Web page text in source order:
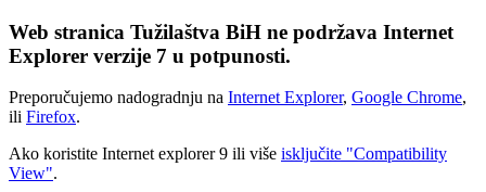
Web stranica Tužilaštva BiH ne podržava Internet
Explorer verzije 7 u potpunosti.
Preporučujemo nadogradnju na Internet Explorer, Google Chrome,
ili Firefox.
Ako koristite Internet explorer 9 ili više isključite "Compatibility
View".